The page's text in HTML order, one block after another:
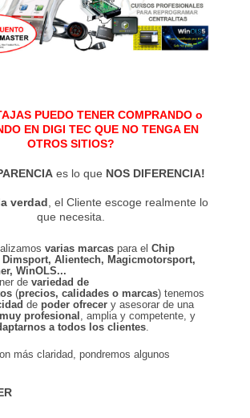
PUEDO TENER COMPRANDO o
EN DIGI TEC QUE NO TENGA EN
OTROS SITIOS?
es lo que NOS DIFERENCIA!
verdad, el Cliente escoge realmente lo
que necesita.
varias marcas para el Chip
Alientech, Magicmotorsport,
WinOLS...
de variedad de
(precios, calidades o marcas) tenemos
de poder ofrecer y asesorar de una
muy profesional
, amplia y competente, y
a todos los clientes
más claridad, pondremos algunos